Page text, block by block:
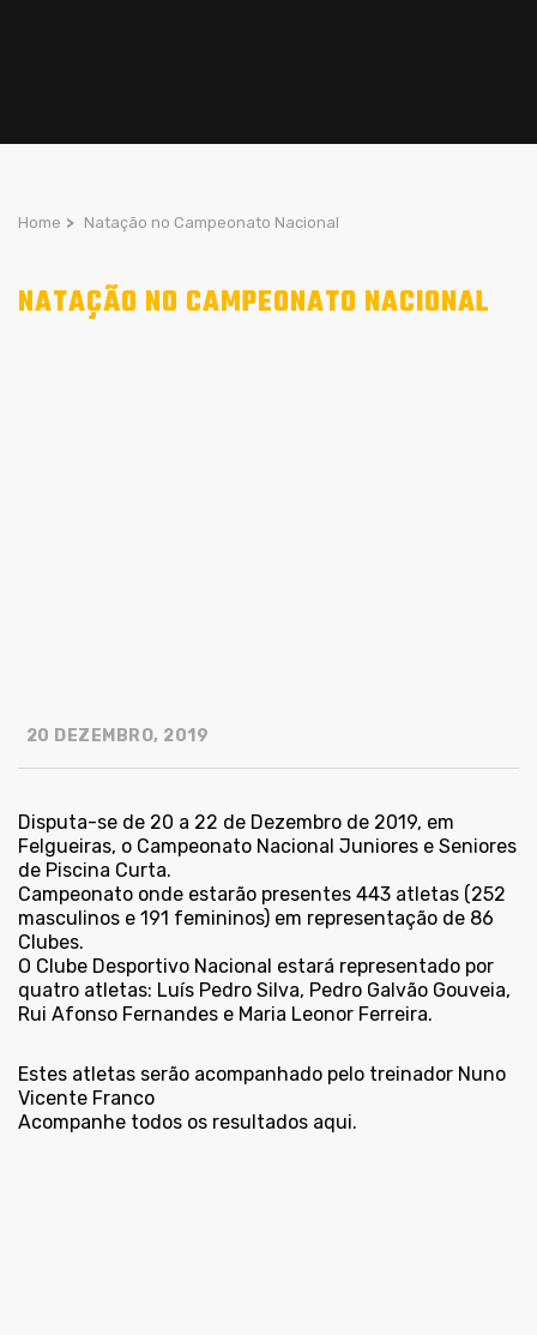
Home > Natação no Campeonato Nacional
NATAÇÃO NO CAMPEONATO NACIONAL
20 DEZEMBRO, 2019
Disputa-se de 20 a 22 de Dezembro de 2019, em
Felgueiras, o Campeonato Nacional Juniores e Seniores
de Piscina Curta.
Campeonato onde estarão presentes 443 atletas (252
masculinos e 191 femininos) em representação de 86
Clubes.
O Clube Desportivo Nacional estará representado por
quatro atletas: Luís Pedro Silva, Pedro Galvão Gouveia,
Rui Afonso Fernandes e Maria Leonor Ferreira.
Estes atletas serão acompanhado pelo treinador Nuno
Vicente Franco
Acompanhe todos os resultados aqui.